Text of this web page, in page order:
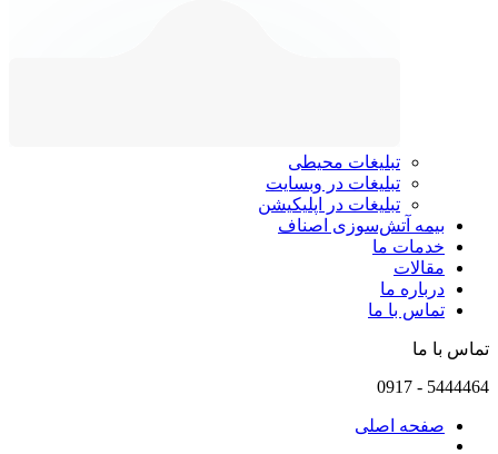
تبلیغات محیطی
تبلیغات در وبسایت
تبلیغات در اپلیکیشن
بیمه آتش‌سوزی اصناف
خدمات ما
مقالات
درباره ما
تماس با ما
تماس با ما
5444464
-
0917
صفحه اصلی